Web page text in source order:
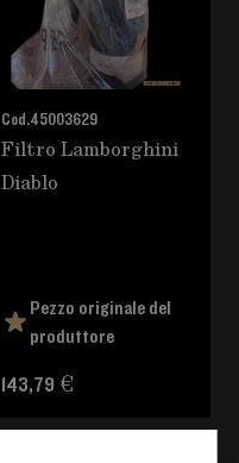
Cod.45003629
Filtro Lamborghini
Diablo
Pezzo originale del
produttore
143,79 €